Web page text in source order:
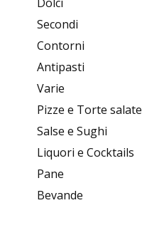
Secondi
Contorni
Antipasti
Varie
Pizze e Torte salate
Salse e Sughi
Liquori e Cocktails
Pane
Bevande